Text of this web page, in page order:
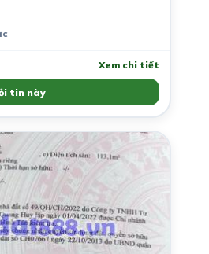
Xem chi tiết
tin này